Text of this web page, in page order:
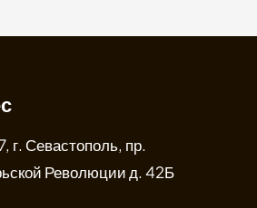
г. Севастополь, пр.
Революции д. 42Б